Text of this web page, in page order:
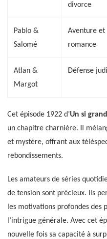
divorce
Pablo &
Salomé
Aventure et
romance
Atlan &
Margot
Défense
Cet épisode 1922 d’Un si
un chapitre charnière. Il
et mystère, offrant aux
rebondissements.
Les amateurs de séries
de tension sont précieux. Ils
les motivations profondes des
l’intrigue générale. Avec cet
nouvelle fois sa capacité à